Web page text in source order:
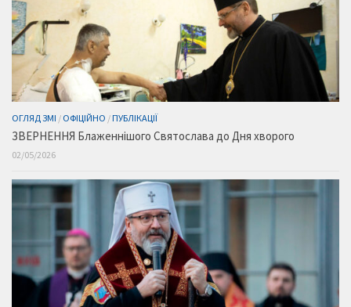
ОГЛЯД ЗМІ / ОФІЦІЙНО /ПУБЛІКАЦІЇ
ЗВЕРНЕННЯ Блаженнішого Святослава до Дня хворого
02/05/2026